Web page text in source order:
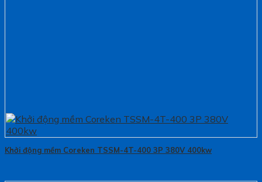
Khởi động mềm Coreken TSSM-4T-400 3P 380V 400kw